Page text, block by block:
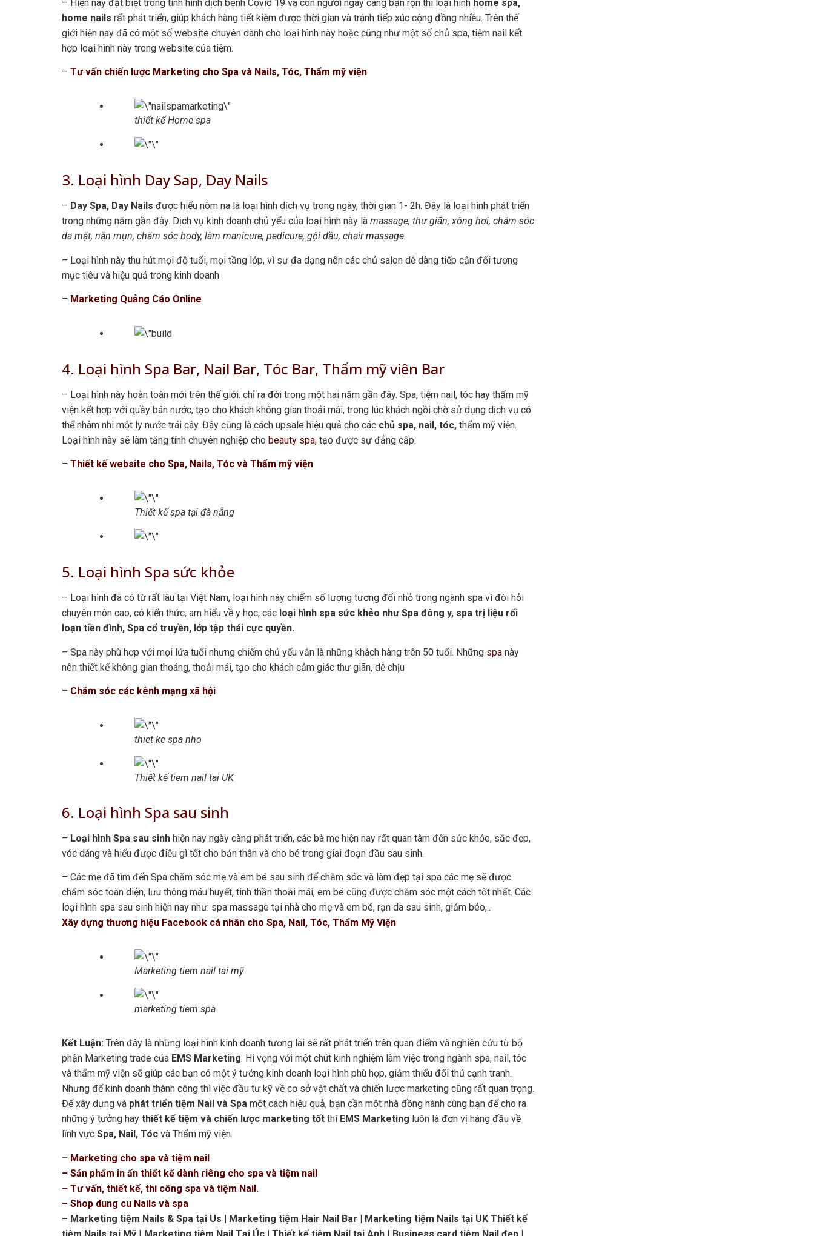
– Hiện nay đặt biệt trong tình hình dịch bênh Covid 19 và con người ngày càng bận rộn thì loại hình home spa,
home nails rất phát triển, giúp khách hàng tiết kiệm được thời gian và tránh tiếp xúc cộng đồng nhiều. Trên thế
giới hiện nay đã có một số website chuyên dành cho loại hình này hoặc cũng như một số chủ spa, tiệm nail kết
hợp loại hình này trong website của tiệm.
– Tư vấn chiến lược Marketing cho Spa và Nails, Tóc, Thẩm mỹ viện
thiết kế Home spa
3. Loại hình Day Sap, Day Nails
– Day Spa, Day Nails được hiểu nôm na là loại hình dịch vụ trong ngày, thời gian 1- 2h. Đây là loại hình phát triển
trong những năm gần đây. Dịch vụ kinh doanh chủ yếu của loại hình này là massage, thư giãn, xông hơi, chăm sóc
da mặt, nặn mụn, chăm sóc body, làm manicure, pedicure, gội đầu, chair massage.
– Loại hình này thu hút mọi độ tuổi, mọi tầng lớp, vì sự đa dạng nên các chủ salon dễ dàng tiếp cận đối tượng
mục tiêu và hiệu quả trong kinh doanh
– Marketing Quảng Cáo Online
4. Loại hình Spa Bar, Nail Bar, Tóc Bar, Thẩm mỹ viên Bar
– Loại hình này hoàn toàn mới trên thế giới. chỉ ra đời trong một hai năm gần đây. Spa, tiệm nail, tóc hay thẩm mỹ
viện kết hợp với quầy bán nước, tạo cho khách không gian thoải mái, trong lúc khách ngồi chờ sử dụng dịch vụ có
thể nhâm nhi một ly nước trái cây. Đây cũng là cách upsale hiệu quả cho các chủ spa, nail, tóc, thẩm mỹ viện.
Loại hình này sẽ làm tăng tính chuyên nghiệp cho beauty spa, tạo được sự đẳng cấp.
– Thiết kế website cho Spa, Nails, Tóc và Thẩm mỹ viện
Thiết kế spa tại đà nẵng
5. Loại hình Spa sức khỏe
– Loại hình đã có từ rất lâu tại Việt Nam, loại hình này chiếm số lượng tương đối nhỏ trong ngành spa vì đòi hỏi
chuyên môn cao, có kiến thức, am hiểu về y học, các loại hình spa sức khẻo như Spa đông y, spa trị liệu rối
loạn tiền đình, Spa cổ truyền, lớp tập thái cực quyền.
– Spa này phù hợp với mọi lứa tuổi nhưng chiếm chủ yếu vẫn là những khách hàng trên 50 tuổi. Những spa này
nên thiết kế không gian thoáng, thoải mái, tạo cho khách cảm giác thư giãn, dễ chịu
– Chăm sóc các kênh mạng xã hội
thiet ke spa nho
Thiết kế tiem nail tai UK
6. Loại hình Spa sau sinh
– Loại hình Spa sau sinh hiện nay ngày càng phát triển, các bà mẹ hiện nay rất quan tâm đến sức khỏe, sắc đẹp,
vóc dáng và hiểu được điều gì tốt cho bản thân và cho bé trong giai đoạn đầu sau sinh.
– Các mẹ đã tìm đến Spa chăm sóc mẹ và em bé sau sinh để chăm sóc và làm đẹp tại spa các mẹ sẽ được
chăm sóc toàn diện, lưu thông máu huyết, tinh thần thoải mái, em bé cũng được chăm sóc một cách tốt nhất. Các
loại hình spa sau sinh hiện nay như: spa massage tại nhà cho mẹ và em bé, rạn da sau sinh, giảm béo,..
Xây dựng thương hiệu Facebook cá nhân cho Spa, Nail, Tóc, Thẩm Mỹ Viện
Marketing tiem nail tai mỹ
marketing tiem spa
Kết Luận: Trên đây là những loại hình kinh doanh tương lai sẽ rất phát triển trên quan điểm và nghiên cứu từ bộ
phận Marketing trade của EMS Marketing. Hi vọng với một chút kinh nghiệm làm việc trong ngành spa, nail, tóc
và thẩm mỹ viện sẽ giúp các bạn có một ý tưởng kinh doanh loại hình phù hợp, giảm thiểu đối thủ cạnh tranh.
Nhưng để kinh doanh thành công thì việc đầu tư kỹ về cơ sở vật chất và chiến lược marketing cũng rất quan trọng.
Để xây dựng và phát triển tiệm Nail và Spa một cách hiệu quả, bạn cần một nhà đồng hành cùng bạn để cho ra
những ý tưởng hay thiết kế tiệm và chiến lược marketing tốt thì EMS Marketing luôn là đơn vị hàng đầu về
lĩnh vực Spa, Nail, Tóc và Thẩm mỹ viện.
– Marketing cho spa và tiệm nail
– Sản phẩm in ấn thiết kế dành riêng cho spa và tiệm nail
– Tư vấn, thiết kế, thi công spa và tiệm Nail.
– Shop dung cu Nails và spa
– Marketing tiệm Nails & Spa tại Us | Marketing tiệm Hair Nail Bar | Marketing tiệm Nails tại UK Thiết kế